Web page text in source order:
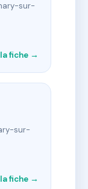
sur-
fiche →
sur-
fiche →